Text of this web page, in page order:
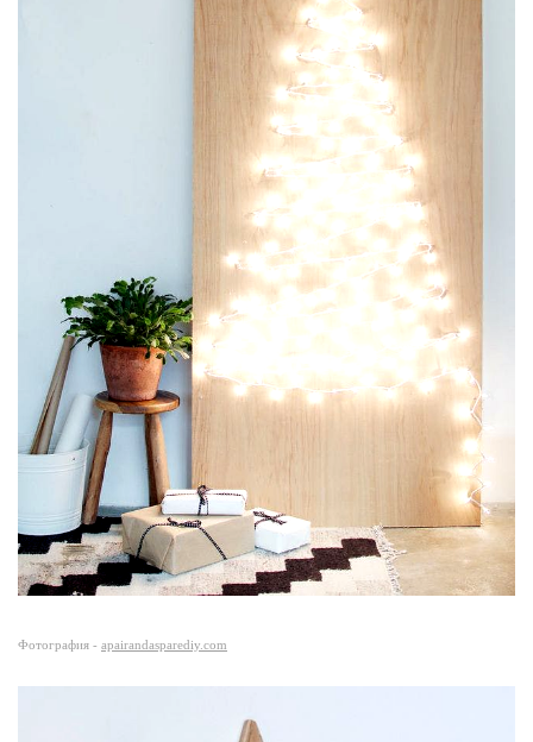
Фотография - apairandasparediy.com